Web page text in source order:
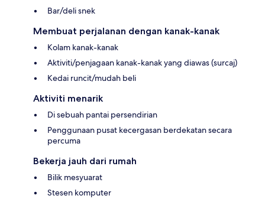
Bar/deli snek
Membuat perjalanan dengan kanak-kanak
Kolam kanak-kanak
Aktiviti/penjagaan kanak-kanak yang diawas (surcaj)
Kedai runcit/mudah beli
Aktiviti menarik
Di sebuah pantai persendirian
Penggunaan pusat kecergasan berdekatan secara
percuma
Bekerja jauh dari rumah
Bilik mesyuarat
Stesen komputer